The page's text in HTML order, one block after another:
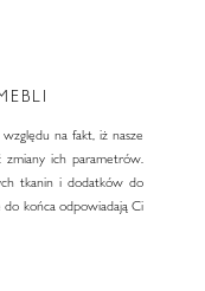
na fakt, iż nasze
ich parametrów.
tkanin i dodatków do
do końca odpowiadają Ci